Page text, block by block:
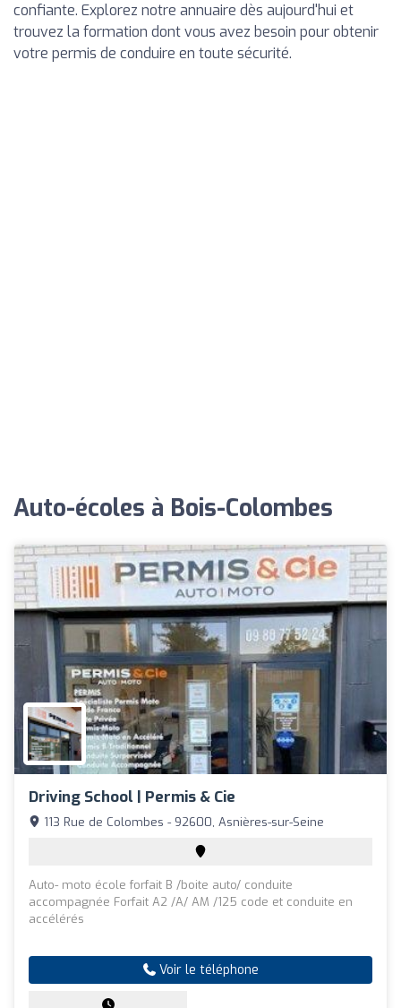
confiante. Explorez notre annuaire dès aujourd'hui et
trouvez la formation dont vous avez besoin pour obtenir
votre permis de conduire en toute sécurité.
Auto-écoles à Bois-Colombes
Driving School | Permis & Cie
113 Rue de Colombes - 92600, Asnières-sur-Seine
Auto- moto école forfait B /boite auto/ conduite
accompagnée Forfait A2 /A/ AM /125 code et conduite en
accélérés
Voir le téléphone